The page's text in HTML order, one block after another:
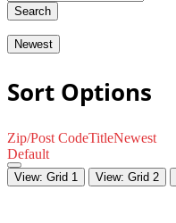
Search
Newest
Sort Options
Zip/Post CodeTitleNewest
Default
View: Grid 1 View: Grid 2